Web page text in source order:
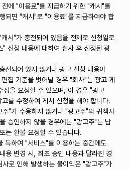
에 "이용료"를 지급하기 위한 "캐시"를
되면 "캐시"로 "이용료"를 지급하여야 합
시"가 충전되어 있음을 전제로 신청일로
" 신청 내용에 대하여 심사 후 신청된 광
되어 있지 않거나 광고 신청 내용이
집 기준을 벗어날 경우 "회사"는 광고 게
정을 요청할 수 있으며, 이 경우 "광고
를 수정하여 게시 신청을 해야 합니다.
"가 수용하지 않거나 "광고주"의 귀책사
승인하지 않을 경우에는 "광고주"는 납
는 환불 요청할 수 있습니다.
하여 "서비스"를 이용하는 중간에도
용 변경 시, 최초 승인 내용과 달라진 경
로 인해 발생하는 불이익은 "광고주"가